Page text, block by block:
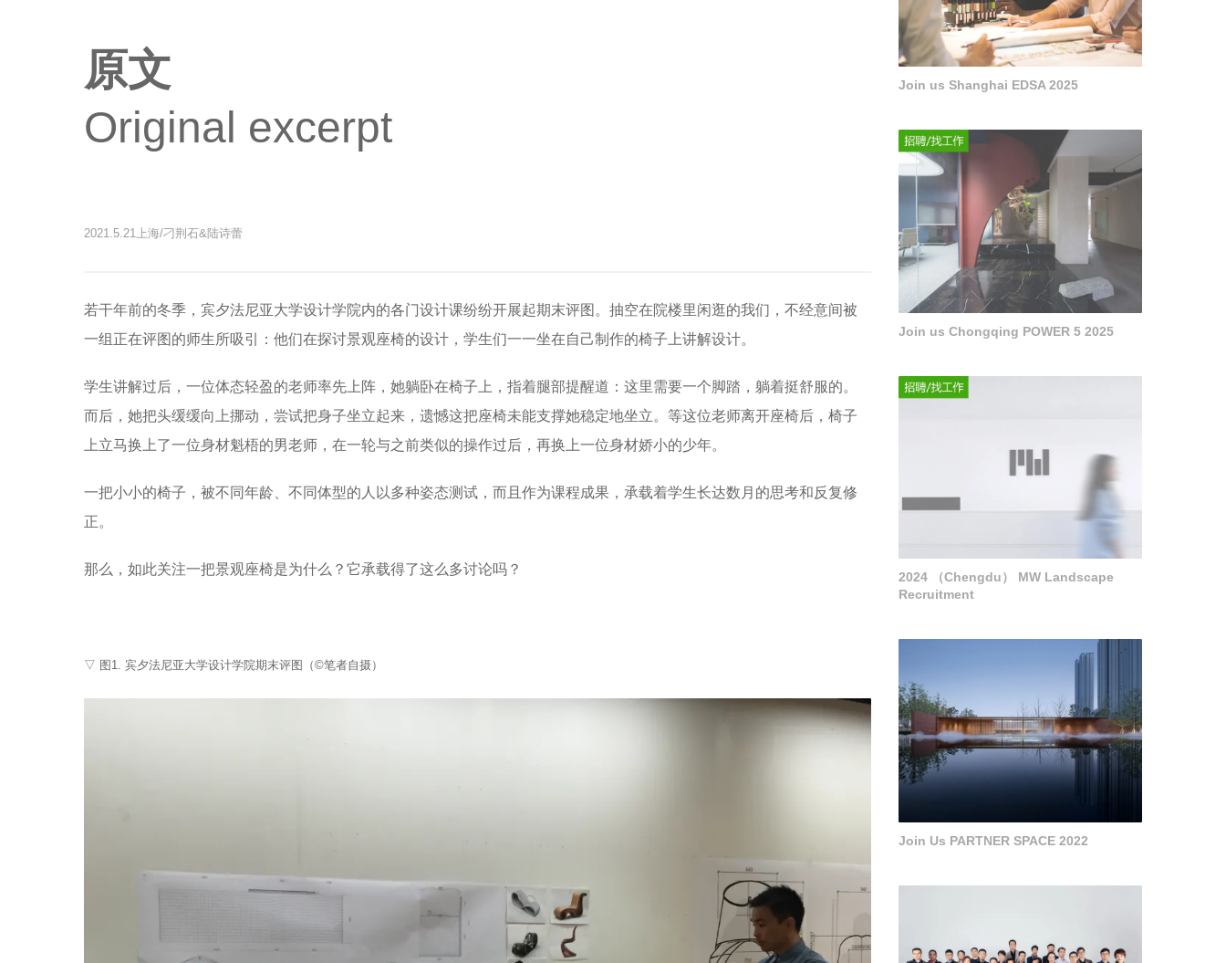
原文
Original excerpt
2021.5.21上海/刁荆石&陆诗蕾
若干年前的冬季，宾夕法尼亚大学设计学院内的各门设计课纷纷开展起期末评图。抽空在院楼里闲逛的我们，不经意间被
一组正在评图的师生所吸引：他们在探讨景观座椅的设计，学生们一一坐在自己制作的椅子上讲解设计。
学生讲解过后，一位体态轻盈的老师率先上阵，她躺卧在椅子上，指着腿部提醒道：这里需要一个脚踏，躺着挺舒服的。
而后，她把头缓缓向上挪动，尝试把身子坐立起来，遗憾这把座椅未能支撑她稳定地坐立。等这位老师离开座椅后，椅子
上立马换上了一位身材魁梧的男老师，在一轮与之前类似的操作过后，再换上一位身材娇小的少年。
一把小小的椅子，被不同年龄、不同体型的人以多种姿态测试，而且作为课程成果，承载着学生长达数月的思考和反复修
正。
那么，如此关注一把景观座椅是为什么？它承载得了这么多讨论吗？
▽ 图1. 宾夕法尼亚大学设计学院期末评图（©笔者自摄）
Join us Shanghai EDSA 2025
Join us Chongqing POWER 5 2025
2024 （Chengdu） MW Landscape
Recruitment
Join Us PARTNER SPACE 2022